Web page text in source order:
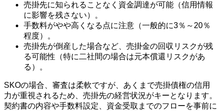
売掛先に知られることなく資金調達が可能（信用情報
に影響を残さない）。
手数料がやや高くなる点に注意（一般的に3％～20％
程度）。
売掛先が倒産した場合など、売掛金の回収リスクが残
る可能性（特に二社間の場合は元本償還リスクがあ
る）。
SKOの場合、審査は柔軟ですが、あくまで売掛債権の信用
力が重視されるため、売掛先の経営状況がキーとなります。
契約書の内容や手数料設定、資金受取までのフローを事前に